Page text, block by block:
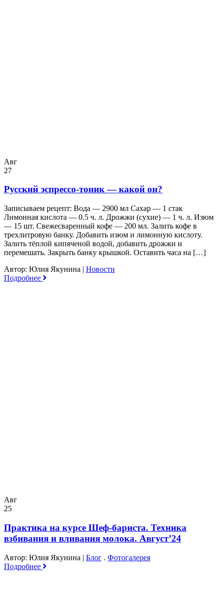
Авг
27
Русский эспрессо-тоник — какой он?
Записываем рецепт: Вода — 2900 мл Сахар — 1 стак
Лимонная кислота — 0.5 ч. л. Дрожжи (сухие) — 1 ч. л. Изюм
— 15 шт. Свежесваренный кофе — 200 мл. Залить кофе в
трехлитровую банку. Добавить изюм и лимонную кислоту.
Залить тёплой кипяченой водой, добавить дрожжи и
перемешать. Закрыть банку крышкой. Оставить часа на […]
Автор: Юлия Якунина | Новости
Подробнее
Авг
25
Практика на курсе Шеф-бариста. Техника
взбивания и вливания молока. Август’24
Автор: Юлия Якунина | Блог . Фотогалерея
Подробнее